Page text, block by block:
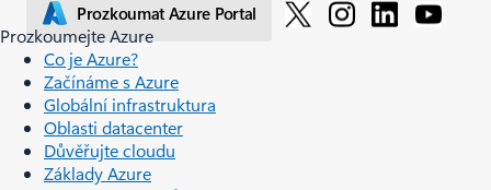
Prozkoumat Azure Portal
Prozkoumejte Azure
Co je Azure?
Začínáme s Azure
Globální infrastruktura
Oblasti datacenter
Důvěřujte cloudu
Základy Azure